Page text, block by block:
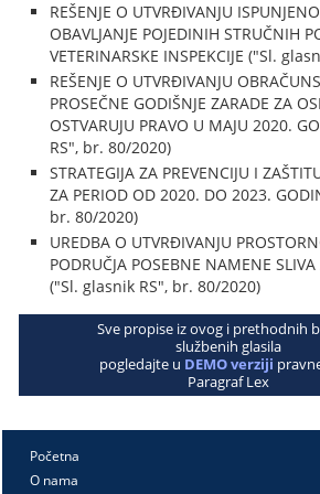
REŠENJE O UTVRĐIVANJU
OBAVLJANJE POJEDINIH STRUČNIH
VETERINARSKE INSPEKCIJE ("Sl.
REŠENJE O UTVRĐIVANJU
PROSEČNE GODIŠNJE ZARADE ZA
OSTVARUJU PRAVO U MAJU 2020.
RS", br. 80/2020)
STRATEGIJA ZA PREVENCIJU I
ZA PERIOD OD 2020. DO 2023.
br. 80/2020)
UREDBA O UTVRĐIVANJU
PODRUČJA POSEBNE NAMENE
("Sl. glasnik RS", br. 80/2020)
Sve propise iz ovog i prethodnih
službenih glasila
pogledajte u DEMO verziji
Paragraf Lex
Početna
O nama